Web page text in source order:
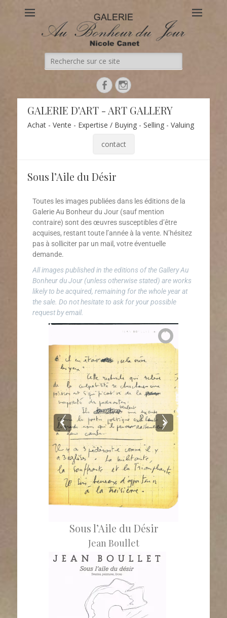
Au Bonheur du Jour
Le site officiel de la Galerie d'Art Au Bonheur du Jour – Nicole
Canet à Paris
GALERIE D'ART - ART GALLERY
Achat - Vente - Expertise / Buying - Selling - Valuing
contact
Sous l’Aile du Désir
Toutes les images publiées dans les éditions de la
Galerie Au Bonheur du Jour (sauf mention
contraire) sont des œuvres susceptibles d’être
acquises, restant toute l’année à la vente. N’hésitez
pas à solliciter par un mail, votre éventuelle
demande.
All images published in the editions of the Gallery Au
Bonheur du Jour (unless otherwise stated) are works
likely to be acquired, remaining for the whole year at
the sale. Do not hesitate to ask for your possible
request by email.
Sous l’Aile du Désir
Jean Boullet